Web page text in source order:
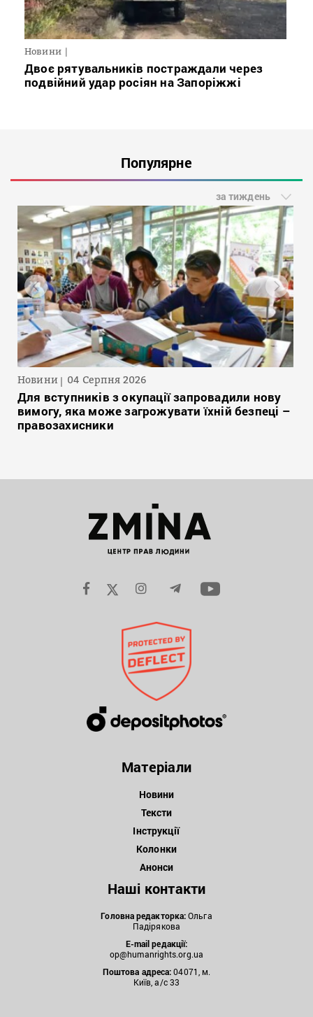
Новини
Двоє рятувальників постраждали через
подвійний удар росіян на Запоріжжі
Популярне
за тиждень
Новини 04 Серпня 2026
Для вступників з окупації запровадили нову
вимогу, яка може загрожувати їхній безпеці –
правозахисники
Матеріали
Новини
Тексти
Інструкції
Колонки
Анонси
Наші контакти
Головна редакторка:Ольга
Падірякова
E-mail редакції:
op@humanrights.org.ua
Поштова адреса:04071, м.
Київ, а/с 33